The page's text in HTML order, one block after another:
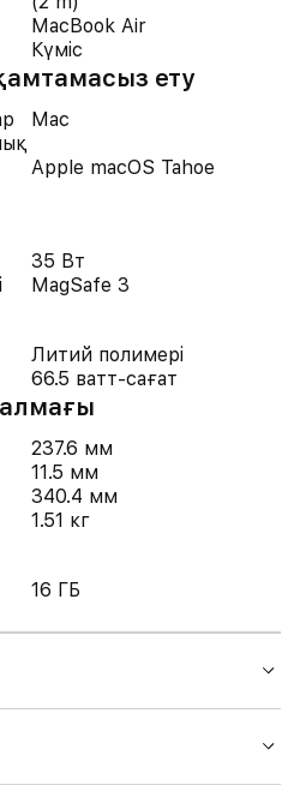
MacBook Air
Күміс
ету
Mac
Apple macOS Tahoe
35 Вт
MagSafe 3
Литий полимері
66.5 ватт-сағат
237.6 мм
11.5 мм
340.4 мм
1.51 кг
16 ГБ